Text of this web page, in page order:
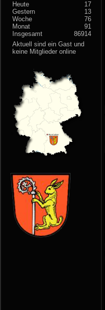
Heute
17
Gestern
13
Woche
76
Monat
91
Insgesamt
86914
Aktuell sind ein Gast und
keine Mitglieder online